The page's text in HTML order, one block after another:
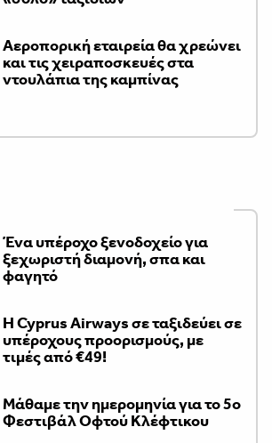
Αεροπορική εταιρεία θα χρεώνει
και τις χειραποσκευές στα
ντουλάπια της καμπίνας
Ένα υπέροχο ξενοδοχείο για
ξεχωριστή διαμονή, σπα και
φαγητό
H Cyprus Airways σε ταξιδεύει σε
υπέροχους προορισμούς, με
τιμές από €49!
Μάθαμε την ημερομηνία για το 5ο
Φεστιβάλ Οφτού Κλέφτικου